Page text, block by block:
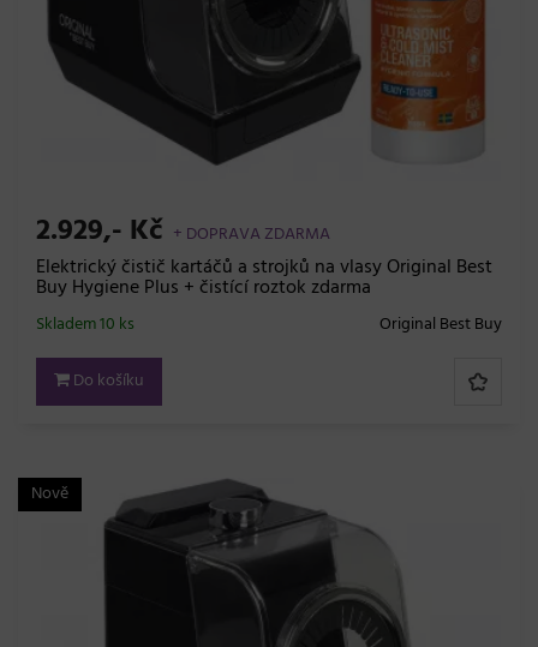
2.929,- Kč + DOPRAVA ZDARMA
Elektrický čistič kartáčů a strojků na vlasy Original Best
Buy Hygiene Plus + čistící roztok zdarma
Original Best Buy
Skladem 10 ks
Do košíku
Nově